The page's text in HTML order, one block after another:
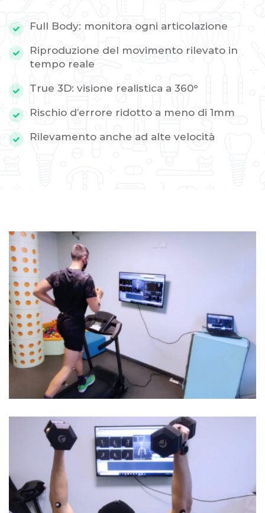
Full Body: monitora ogni articolazione
Riproduzione del movimento rilevato in
tempo reale
True 3D: visione realistica a 360°
Rischio d’errore ridotto a meno di 1mm
Rilevamento anche ad alte velocità